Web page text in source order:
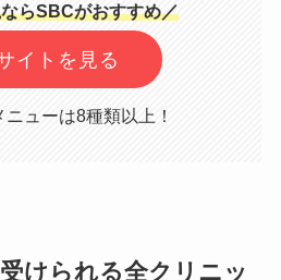
らSBCがおすすめ／
イトを見る
ューは8種類以上！
けられる全クリニッ